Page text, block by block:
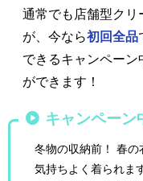
通常でも店舗型クリ
が、今なら初回全品
できるキャンペーン
ができます！
キャンペーン
冬物の収納前！ 春の
気持ちよく着られま